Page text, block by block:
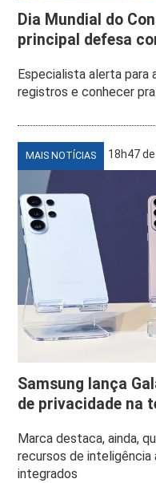
Dia Mundial do
principal defesa
Especialista alerta para
registros e conhecer
MAIS NOTÍCIAS 18h47
Samsung lança
de privacidade na
Marca destaca, ainda,
recursos de
integrados